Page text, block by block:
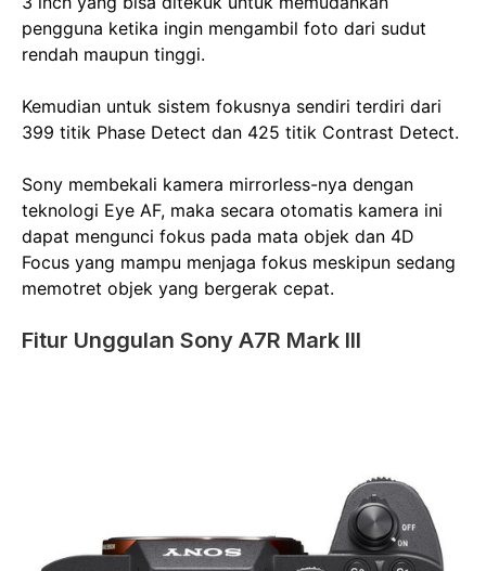
pengguna ketika ingin mengambil foto dari sudut
rendah maupun tinggi.
Kemudian untuk sistem fokusnya sendiri terdiri dari
399 titik Phase Detect dan 425 titik Contrast Detect.
Sony membekali kamera mirrorless-nya dengan
teknologi Eye AF, maka secara otomatis kamera ini
dapat mengunci fokus pada mata objek dan 4D
Focus yang mampu menjaga fokus meskipun sedang
memotret objek yang bergerak cepat.
Fitur Unggulan Sony A7R Mark III